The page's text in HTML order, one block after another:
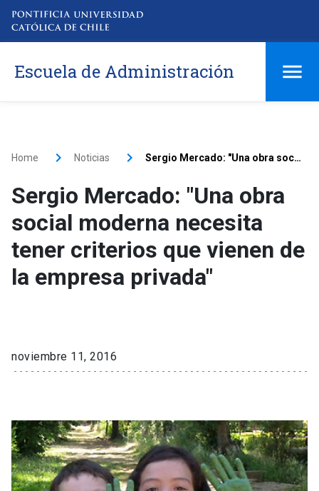
Escuela de Administración
Home Noticias Sergio Mercado: "Una obra social moderna necesita tener criterios que vienen de la empresa privada"
Sergio Mercado: "Una obra
social moderna necesita
tener criterios que vienen de
la empresa privada"
noviembre 11, 2016